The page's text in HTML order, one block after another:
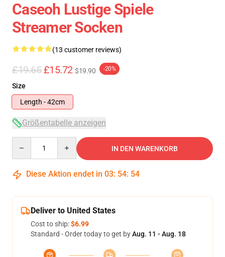
Caseoh Lustige Spiele
Streamer Socken
(13 customer reviews)
£19.65 £15.72 $19.90 -20%
Size
Length - 42cm
Größentabelle anzeigen
IN DEN WARENKORB
Diese Aktion endet in 03: 54: 53
Deliver to United States
Cost to ship:$6.99
Standard - Order today to get byAug. 11 - Aug. 18